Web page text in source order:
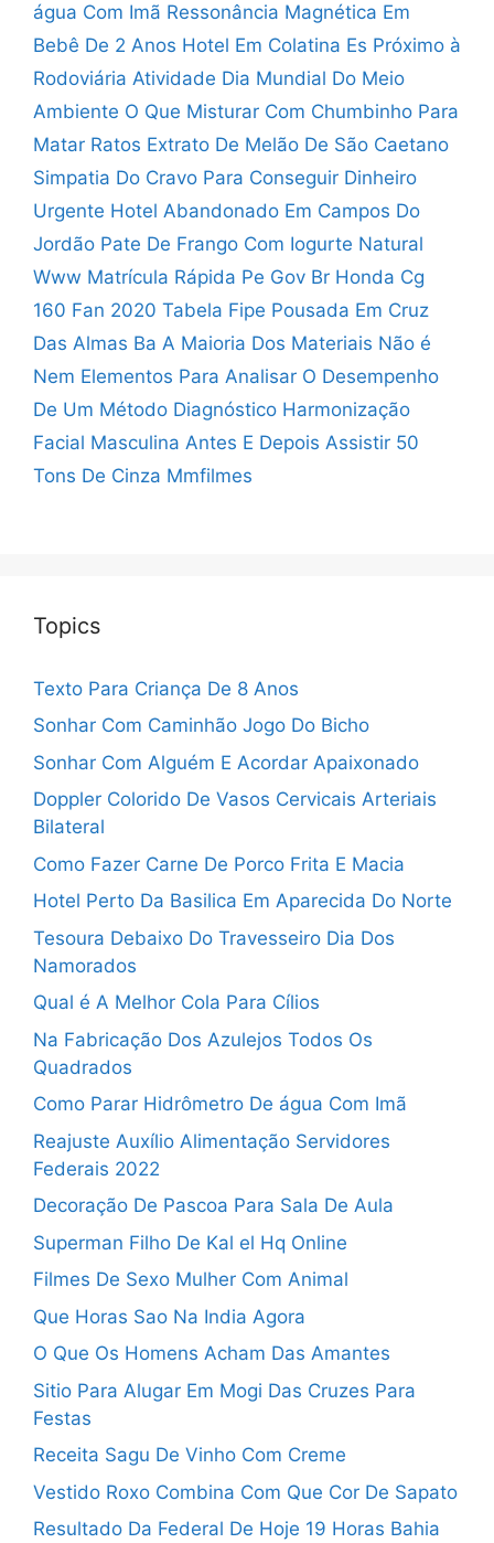
água Com Imã Ressonância Magnética Em
Bebê De 2 Anos Hotel Em Colatina Es Próximo à
Rodoviária Atividade Dia Mundial Do Meio
Ambiente O Que Misturar Com Chumbinho Para
Matar Ratos Extrato De Melão De São Caetano
Simpatia Do Cravo Para Conseguir Dinheiro
Urgente Hotel Abandonado Em Campos Do
Jordão Pate De Frango Com Iogurte Natural
Www Matrícula Rápida Pe Gov Br Honda Cg
160 Fan 2020 Tabela Fipe Pousada Em Cruz
Das Almas Ba A Maioria Dos Materiais Não é
Nem Elementos Para Analisar O Desempenho
De Um Método Diagnóstico Harmonização
Facial Masculina Antes E Depois Assistir 50
Tons De Cinza Mmfilmes
Topics
Texto Para Criança De 8 Anos
Sonhar Com Caminhão Jogo Do Bicho
Sonhar Com Alguém E Acordar Apaixonado
Doppler Colorido De Vasos Cervicais Arteriais
Bilateral
Como Fazer Carne De Porco Frita E Macia
Hotel Perto Da Basilica Em Aparecida Do Norte
Tesoura Debaixo Do Travesseiro Dia Dos
Namorados
Qual é A Melhor Cola Para Cílios
Na Fabricação Dos Azulejos Todos Os
Quadrados
Como Parar Hidrômetro De água Com Imã
Reajuste Auxílio Alimentação Servidores
Federais 2022
Decoração De Pascoa Para Sala De Aula
Superman Filho De Kal el Hq Online
Filmes De Sexo Mulher Com Animal
Que Horas Sao Na India Agora
O Que Os Homens Acham Das Amantes
Sitio Para Alugar Em Mogi Das Cruzes Para
Festas
Receita Sagu De Vinho Com Creme
Vestido Roxo Combina Com Que Cor De Sapato
Resultado Da Federal De Hoje 19 Horas Bahia